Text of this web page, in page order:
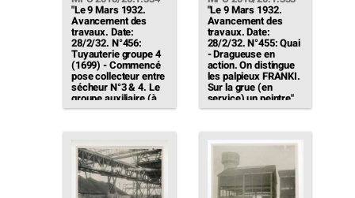
"Le 9 Mars 1932.
Avancement des
travaux. Date:
28/2/32. N°456:
Tuyauterie groupe 4
(1699) - Commencé
pose collecteur entre
sécheur N°3 & 4. Le
groupe auxiliaire (à
droite) est scellé.
"Le 9 Mars 1932.
Avancement des
travaux. Date:
28/2/32. N°455: Quai
- Dragueuse en
action. On distingue
les palpieux FRANKI.
Sur la grue (en
service) un peintre"